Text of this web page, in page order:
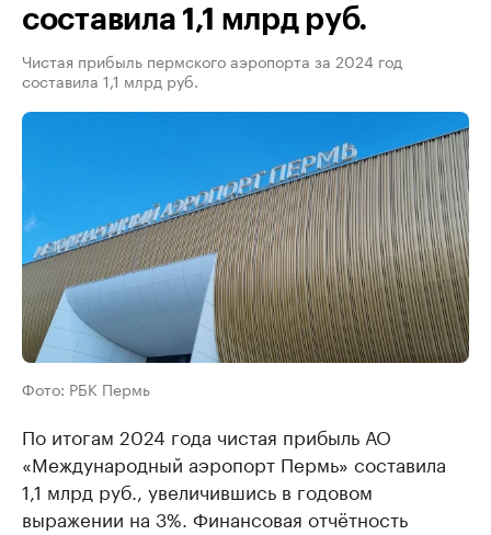
составила 1,1 млрд руб.
Чистая прибыль пермского аэропорта за 2024 год
составила 1,1 млрд руб.
Фото: РБК Пермь
По итогам 2024 года чистая прибыль АО
«Международный аэропорт Пермь» составила
1,1 млрд руб., увеличившись в годовом
выражении на 3%. Финансовая отчётность